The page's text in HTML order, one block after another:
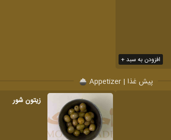
افزودن به سبد +
پیش غذا | Appetizer
زیتون شور